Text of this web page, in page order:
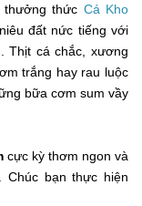
thức Cá Kho
đất nức tiếng với
Thịt cá chắc, xương
trắng hay rau luộc
bữa cơm sum vầy
cực kỳ thơm ngon và
Chúc bạn thực hiện